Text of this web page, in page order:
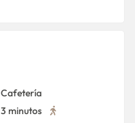
Cafetería
3 minutos